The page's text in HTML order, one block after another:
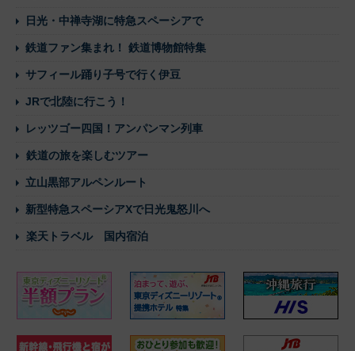
日光・中禅寺湖に特急スペーシアで
鉄道ファン集まれ！ 鉄道博物館特集
サフィール踊り子号で行く伊豆
JRで北陸に行こう！
レッツゴー四国！アンパンマン列車
鉄道の旅を楽しむツアー
立山黒部アルペンルート
新型特急スペーシアXで日光鬼怒川へ
楽天トラベル 国内宿泊